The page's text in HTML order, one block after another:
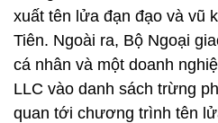
xuất tên lửa đạn đạo và vũ
Tiên. Ngoài ra, Bộ Ngoại
cá nhân và một doanh
LLC vào danh sách trừng
quan tới chương trình tên